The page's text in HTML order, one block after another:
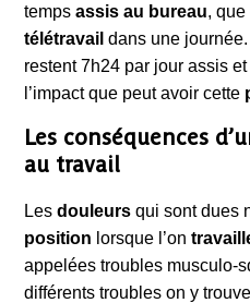
tempsassis au bureau,
télétravail dans une
restent 7h24 par jour assis
l’impact que peut avoir cette
Les conséquences
au travail
Lesdouleurs qui sont dues
position lorsque l’on
appelées troubles musculo-
différents troubles on y